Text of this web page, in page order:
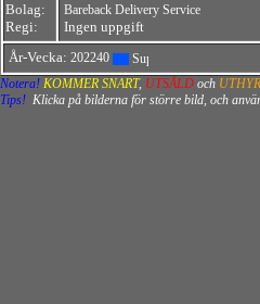
Bolag:
Regi:
Bareback Delivery Service
Ingen uppgift
År-Vecka: 202240
Notera! KOMMER SNART, UTSÅLD och
Tips! Klicka på bilderna för större bild, och